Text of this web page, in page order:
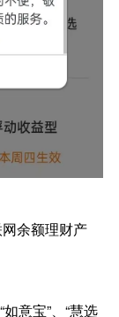
余额理财产
意宝”、“慧选